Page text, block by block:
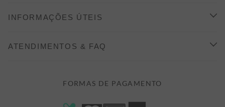
CONHEÇA A ALEATORY
INFORMAÇÕES ÚTEIS
FORMAS DE PAGAMENTO
POLÍTICA DE PRIVACIDADE
ATENDIMENTOS & FAQ
FORMAS DE PAGAMENTO